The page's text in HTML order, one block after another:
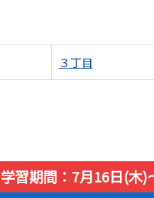
３丁目
学習期間：7月16日(木)